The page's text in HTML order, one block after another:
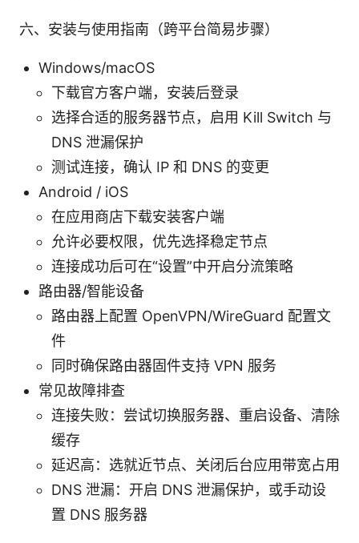
六、安装与使用指南（跨平台简易步骤）
Windows/macOS
下载官方客户端，安装后登录
选择合适的服务器节点，启用 Kill Switch 与
DNS 泄漏保护
测试连接，确认 IP 和 DNS 的变更
Android / iOS
在应用商店下载安装客户端
允许必要权限，优先选择稳定节点
连接成功后可在“设置”中开启分流策略
路由器/智能设备
路由器上配置 OpenVPN/WireGuard 配置文
件
同时确保路由器固件支持 VPN 服务
常见故障排查
连接失败：尝试切换服务器、重启设备、清除
缓存
延迟高：选就近节点、关闭后台应用带宽占用
DNS 泄漏：开启 DNS 泄漏保护，或手动设
置 DNS 服务器